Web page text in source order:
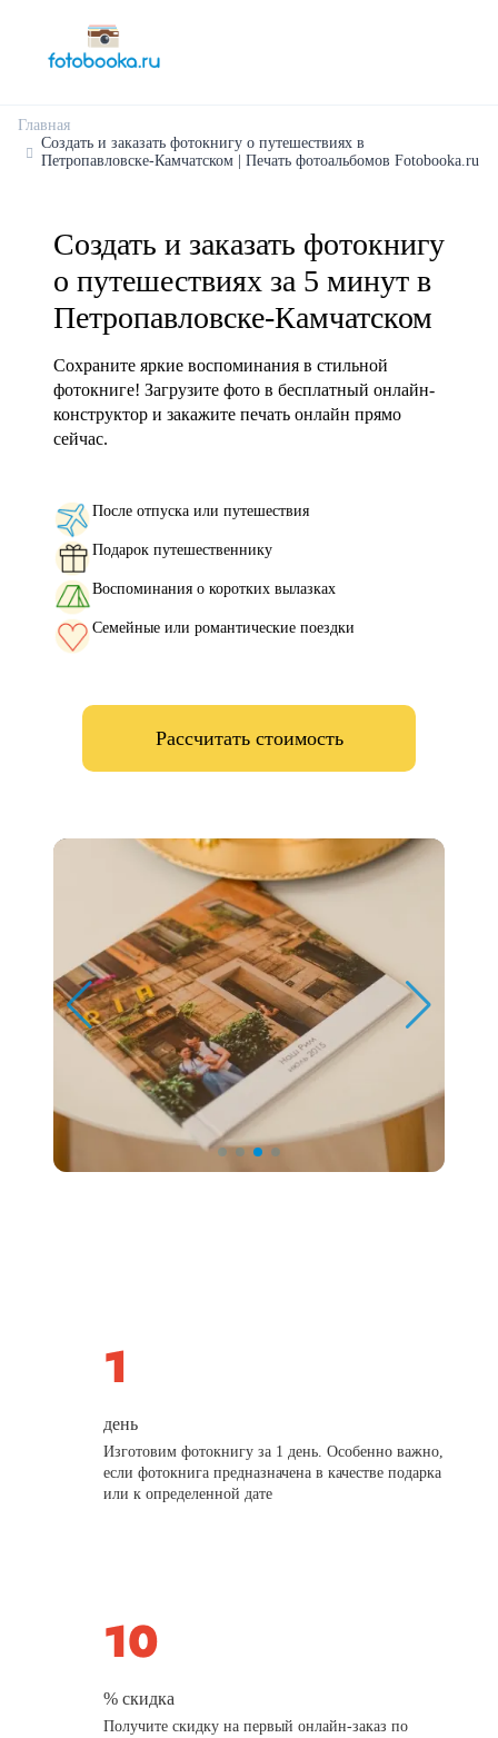
Главная
Создать и заказать фотокнигу о путешествиях в
Петропавловске-Камчатском | Печать фотоальбомов Fotobooka.ru
Создать и заказать фотокнигу
о путешествиях за 5 минут в
Петропавловске-Камчатском
Сохраните яркие воспоминания в стильной
фотокниге! Загрузите фото в бесплатный онлайн-
конструктор и закажите печать онлайн прямо
сейчас.
После отпуска или путешествия
Подарок путешественнику
Воспоминания о коротких вылазках
Семейные или романтические поездки
Рассчитать стоимость
день
Изготовим фотокнигу за 1 день. Особенно важно,
если фотокнига предназначена в качестве подарка
или к определенной дате
% скидка
Получите скидку на первый онлайн-заказ по